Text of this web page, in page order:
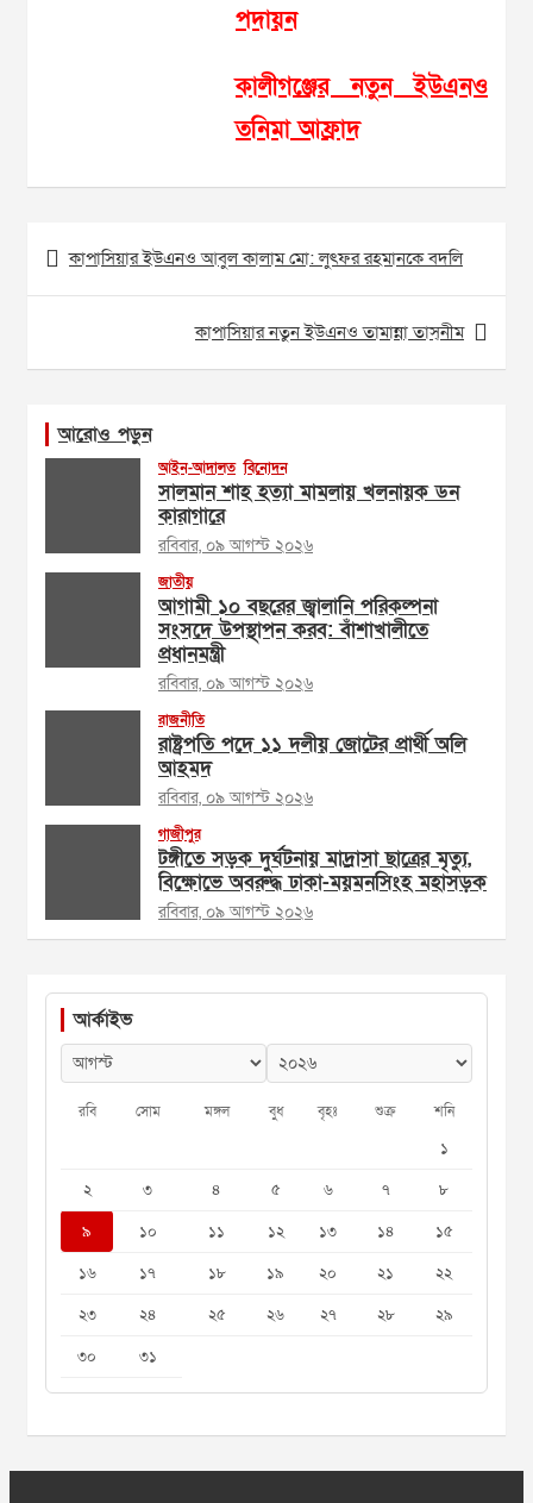
পদায়ন
কালীগঞ্জের নতুন ইউএনও
তনিমা আফ্রাদ
Post
navigation
কাপাসিয়ার ইউএনও আবুল কালাম মো: লুৎফর রহমানকে বদলি
কাপাসিয়ার নতুন ইউএনও তামান্না তাস্‌নীম
আরোও পড়ুন
আইন-আদালত বিনোদন
সালমান শাহ হত্যা মামলায় খলনায়ক ডন
কারাগারে
রবিবার, ০৯ আগস্ট ২০২৬
জাতীয়
আগামী ১০ বছরের জ্বালানি পরিকল্পনা
সংসদে উপস্থাপন করব: বাঁশাখালীতে
প্রধানমন্ত্রী
রবিবার, ০৯ আগস্ট ২০২৬
রাজনীতি
রাষ্ট্রপতি পদে ১১ দলীয় জোটের প্রার্থী অলি
আহমদ
রবিবার, ০৯ আগস্ট ২০২৬
গাজীপুর
টঙ্গীতে সড়ক দুর্ঘটনায় মাদ্রাসা ছাত্রের মৃত্যু,
বিক্ষোভে অবরুদ্ধ ঢাকা-ময়মনসিংহ মহাসড়ক
রবিবার, ০৯ আগস্ট ২০২৬
আর্কাইভ
রবি সোম মঙ্গল বুধ বৃহঃ শুক্র শনি
১
২
৩ ৪ ৫ ৬ ৭
৮
৯
১০ ১১ ১২ ১৩ ১৪
১৫
১৬
১৭ ১৮ ১৯ ২০ ২১
২২
২৩
২৪ ২৫ ২৬ ২৭ ২৮
২৯
৩০
৩১